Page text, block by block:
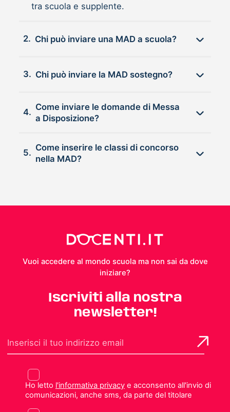
tra scuola e supplente.
2. Chi può inviare una MAD a scuola?
3. Chi può inviare la MAD sostegno?
4.
Come inviare le domande di Messa
a Disposizione?
5.
Come inserire le classi di concorso
nella MAD?
Vuoi accedere al mondo scuola ma non sai da dove
iniziare?
Iscriviti alla nostra
newsletter!
Ho letto l'informativa privacye acconsento all'invio di
comunicazioni, anche sms, da parte del titolare